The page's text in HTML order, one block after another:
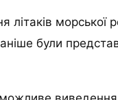
морської
були